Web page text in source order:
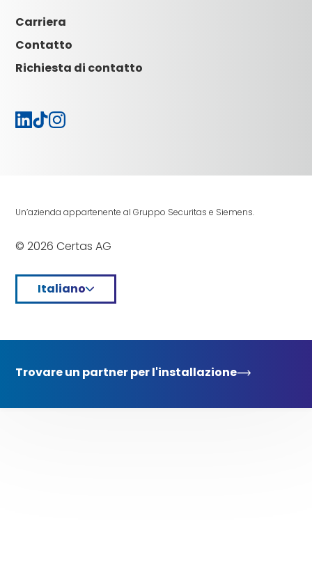
Attualità
Carriera
Carriera
Contatto
Richiesta di contatto
Un’azienda appartenente al Gruppo Securitas e Siemens.
© 2026 Certas AG
Italiano
Trovare un partner per l'installazione